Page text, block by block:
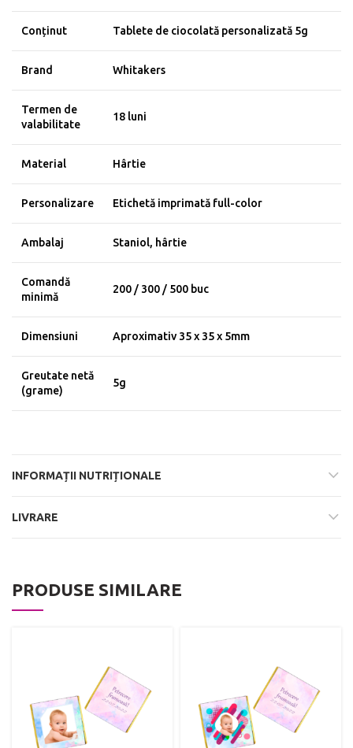
Conținut Tablete de ciocolată personalizată 5g
Brand Whitakers
Termen de
valabilitate
18 luni
Material Hârtie
Personalizare Etichetă imprimată full-color
Ambalaj Staniol, hârtie
Comandă
minimă
200 / 300 / 500 buc
Dimensiuni Aproximativ 35 x 35 x 5mm
Greutate netă
(grame)
5g
INFORMAȚII NUTRIȚIONALE
LIVRARE
PRODUSE SIMILARE